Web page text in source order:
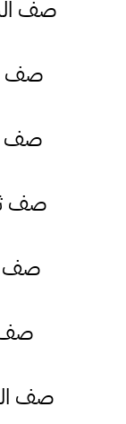
صف
صف
صف
صف
صف
صف
صف